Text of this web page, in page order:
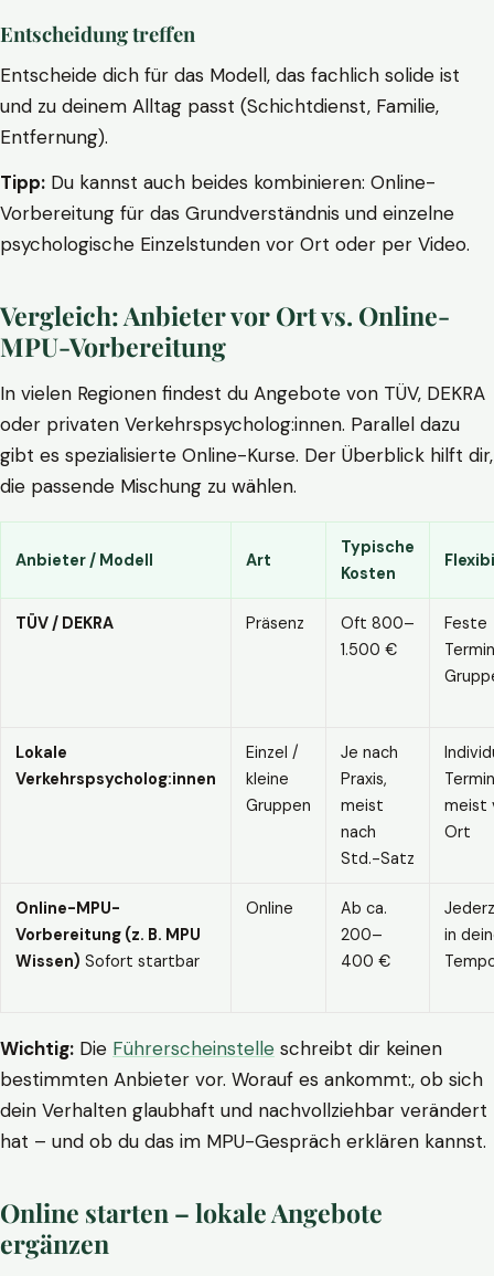
Entscheidung treffen
Entscheide dich für das Modell, das fachlich solide ist
und zu deinem Alltag passt (Schichtdienst, Familie,
Entfernung).
Tipp: Du kannst auch beides kombinieren: Online-
Vorbereitung für das Grundverständnis und einzelne
psychologische Einzelstunden vor Ort oder per Video.
Vergleich: Anbieter vor Ort vs. Online-
MPU-Vorbereitung
In vielen Regionen findest du Angebote von TÜV, DEKRA
oder privaten Verkehrspsycholog:innen. Parallel dazu
gibt es spezialisierte Online-Kurse. Der Überblick hilft dir,
die passende Mischung zu wählen.
Anbieter / Modell Art
Typische
Kosten
TÜV / DEKRA Präsenz
Oft 800–
1.500 €
Feste
Lokale
Verkehrspsycholog:innen
Einzel /
kleine
Gruppen
Je nach
Praxis,
meist
nach
Std.-Satz
meist
Ort
Online-MPU-
Vorbereitung (z. B. MPU
Wissen) Sofort startbar
Online
Ab ca.
200–
400 €
in
Wichtig: Die Führerscheinstelle schreibt dir keinen
bestimmten Anbieter vor. Worauf es ankommt:, ob sich
dein Verhalten glaubhaft und nachvollziehbar verändert
hat – und ob du das im MPU-Gespräch erklären kannst.
Online starten – lokale Angebote
ergänzen